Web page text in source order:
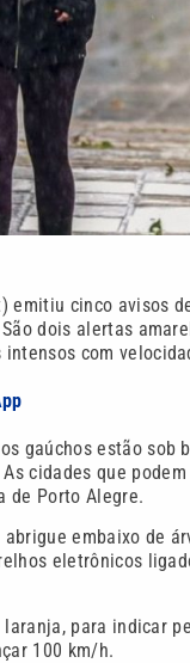
cinco avisos
dois alertas
com
gaúchos estão
cidades que
de Porto Alegre.
embaixo de
eletrônicos
para indicar
100 km/h.